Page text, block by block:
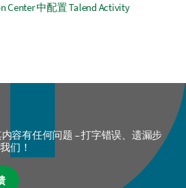
Center 中配置 Talend Activity
容有任何问题 – 打字错误、遗漏步
们！